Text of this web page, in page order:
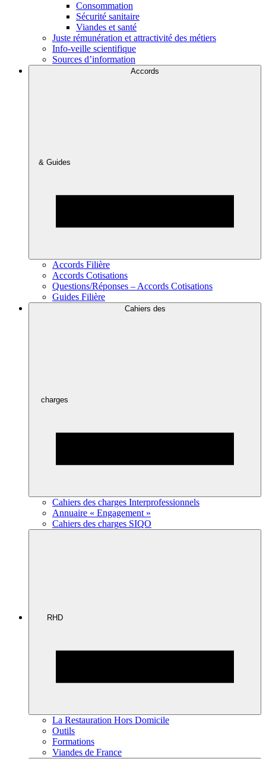
Consommation
Sécurité sanitaire
Viandes et santé
Juste rémunération et attractivité des métiers
Info-veille scientifique
Sources d’information
Accords
& Guides
Accords Filière
Accords Cotisations
Questions/Réponses – Accords Cotisations
Guides Filière
Cahiers des
charges
Cahiers des charges Interprofessionnels
Annuaire « Engagement »
Cahiers des charges SIQO
RHD
La Restauration Hors Domicile
Outils
Formations
Viandes de France